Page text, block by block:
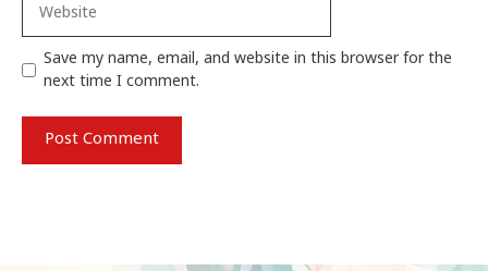
Save my name, email, and website in this browser for the
next time I comment.